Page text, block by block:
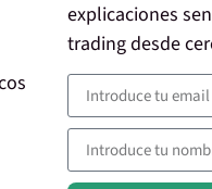
explicaciones
trading desde